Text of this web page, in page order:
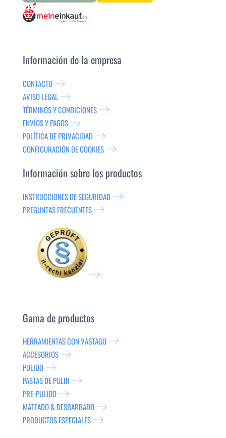
Información de la empresa
CONTACTO
AVISO LEGAL
TÉRMINOS Y CONDICIONES
ENVÍOS Y PAGOS
POLÍTICA DE PRIVACIDAD
CONFIGURACIÓN DE COOKIES
Información sobre los productos
INSTRUCCIONES DE SEGURIDAD
PREGUNTAS FRECUENTES
Gama de productos
HERRAMIENTAS CON VÁSTAGO
ACCESORIOS
PULIDO
PASTAS DE PULIR
PRE-PULIDO
MATEADO & DESBARBADO
PRODUCTOS ESPECIALES